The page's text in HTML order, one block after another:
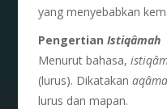
yang menyebabkan
PengertianIstiqâmah
Menurut bahasa,istiqâ
(lurus). Dikatakanaqâ
lurus dan mapan.